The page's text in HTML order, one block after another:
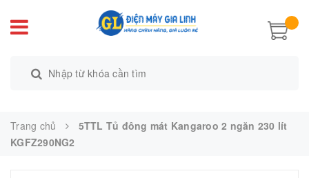
Trang chủ
5TTL Tủ đông mát Kangaroo 2 ngăn 230 lít
KGFZ290NG2